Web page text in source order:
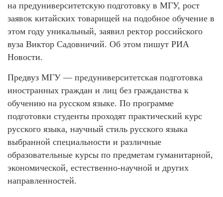
на предуниверситетскую подготовку в МГУ, рост
заявок китайских товарищей на подобное обучение в
этом году уникальный, заявил ректор российского
вуза Виктор Садовничий. Об этом пишут РИА
Новости.
Предвуз МГУ — предуниверситетская подготовка
иностранных граждан и лиц без гражданства к
обучению на русском языке. По программе
подготовки студенты проходят практический курс
русского языка, научный стиль русского языка
выбранной специальности и различные
образовательные курсы по предметам гуманитарной,
экономической, естественно-научной и других
направленностей.